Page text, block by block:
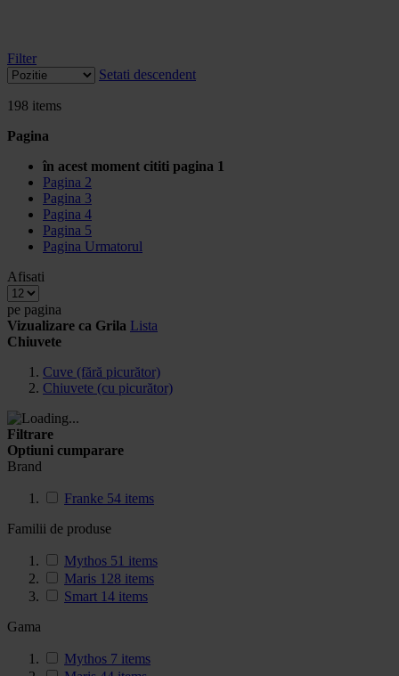
Filter
Setati descendent
198 items
Pagina
în acest moment cititi pagina 1
Pagina 2
Pagina 3
Pagina 4
Pagina 5
Pagina Urmatorul
Afisati
pe pagina
Vizualizare ca Grila Lista
Chiuvete
Cuve (fără picurător)
Chiuvete (cu picurător)
Filtrare
Optiuni cumparare
Brand
Franke 54 items
Familii de produse
Mythos 51 items
Maris 128 items
Smart 14 items
Gama
Mythos 7 items